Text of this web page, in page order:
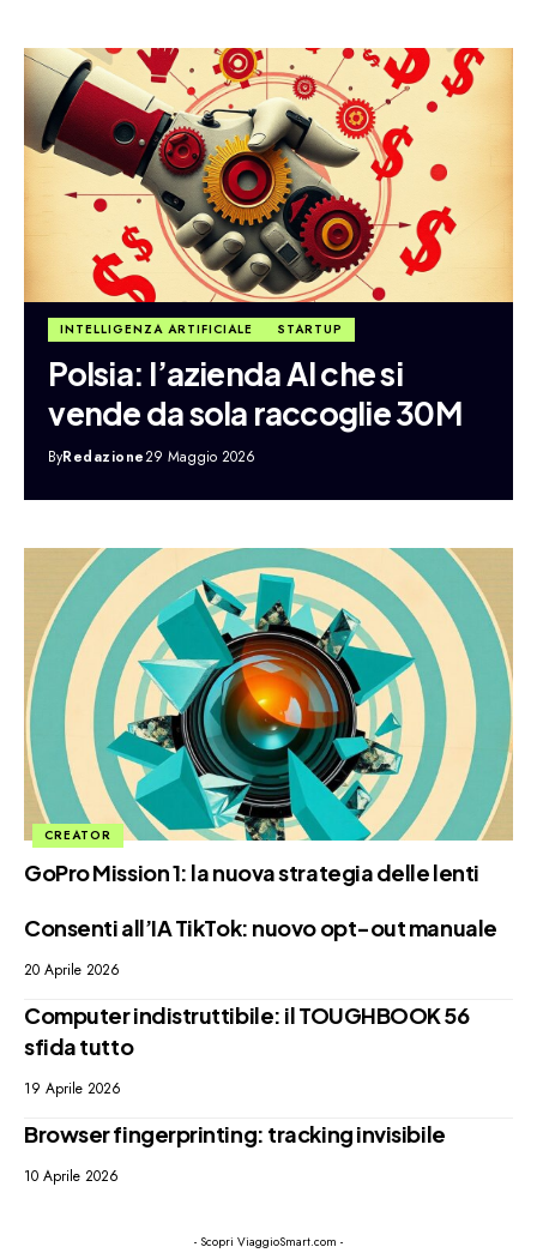
INTELLIGENZA ARTIFICIALE STARTUP
Polsia: l’azienda AI che si
vende da sola raccoglie 30M
ByRedazione29 Maggio 2026
CREATOR
GoPro Mission 1: la nuova strategia delle lenti
Consenti all’IA TikTok: nuovo opt-out manuale
20 Aprile 2026
Computer indistruttibile: il TOUGHBOOK 56
sfida tutto
19 Aprile 2026
Browser fingerprinting: tracking invisibile
10 Aprile 2026
- Scopri ViaggioSmart.com -